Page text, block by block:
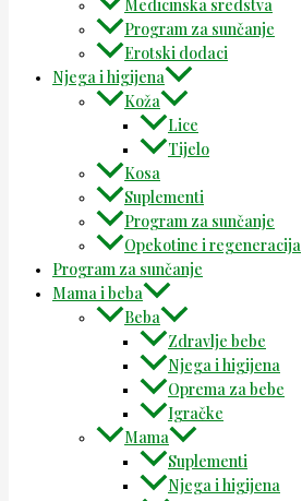
Medicinska sredstva
Program za sunčanje
Erotski dodaci
Njega i higijena
Koža
Lice
Tijelo
Kosa
Suplementi
Program za sunčanje
Opekotine i regeneracija
Program za sunčanje
Mama i beba
Beba
Zdravlje bebe
Njega i higijena
Oprema za bebe
Igračke
Mama
Suplementi
Njega i higijena